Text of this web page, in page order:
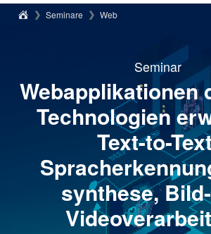
Rheinwerk Verlag
Seminare Web
Seminar
Webapplikationen
Technologien
Text-to-
synthese,